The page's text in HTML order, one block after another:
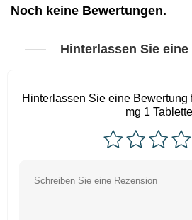
Noch keine Bewertungen.
Hinterlassen Sie
Hinterlassen Sie eine Bewertung
mg 1 Tablette